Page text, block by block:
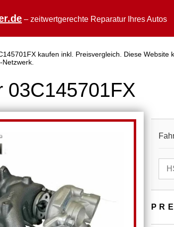
– zeitwertgerechte Reparatur Ihres Autos
kaufen inkl. Preisvergleich. Diese
Netzwerk.
03C145701FX